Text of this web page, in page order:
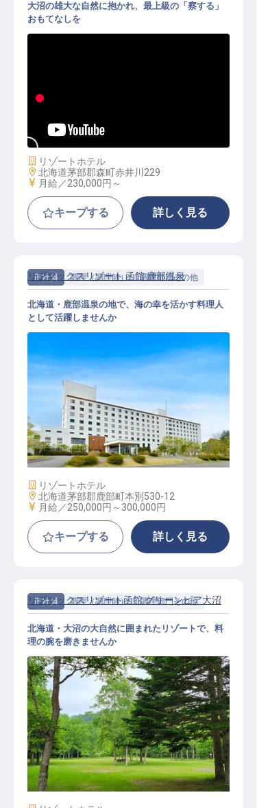
一流の所作を学ぶ／無料寮完備
大沼の雄大な自然に抱かれ、最上級の「察する」
おもてなしを
施設業態
リゾートホテル
勤務地
北海道茅部郡森町赤井川229
給与
月給／230,000円～
キープする 詳しく見る
正社員 調理（調理師） 調理部門その他
調理スタッフ｜月給27万円～30万円
／寮費2万円控除／北海道・温泉地
／急募
リブマックスリゾート 函館 鹿部温泉
北海道・鹿部温泉の地で、海の幸を活かす料理人
として活躍しませんか
施設業態
リゾートホテル
勤務地
北海道茅部郡鹿部町本別530-12
給与
月給／250,000円～ 300,000円
キープする 詳しく見る
正社員 調理（調理師） 調理部門その他
調理スタッフ｜月給27万円～30万円
／寮費2万円控除／北海道・大沼の
大自然／急募
リブマックスリゾート函館 グリーンピア大沼
北海道・大沼の大自然に囲まれたリゾートで、料
理の腕を磨きませんか